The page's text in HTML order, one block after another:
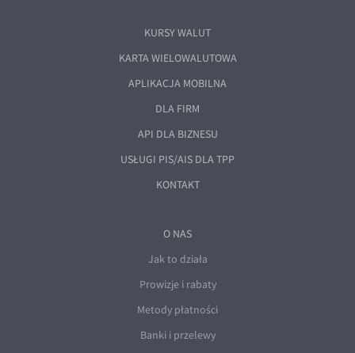
KURSY WALUT
KARTA WIELOWALUTOWA
APLIKACJA MOBILNA
DLA FIRM
API DLA BIZNESU
USŁUGI PIS/AIS DLA TPP
KONTAKT
O NAS
Jak to działa
Prowizje i rabaty
Metody płatności
Banki i przelewy